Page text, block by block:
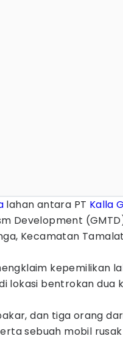
lahan antara PT Kalla
Development
Kecamatan
kepemilikan
lokasi bentrokan dua
dan tiga orang
sebuah mobil